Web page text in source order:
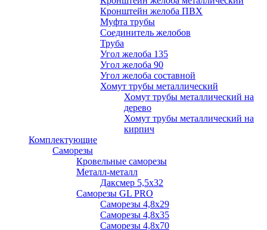
Кронштейн желоба ПВХ
Муфта трубы
Соединитель желобов
Труба
Угол желоба 135
Угол желоба 90
Угол желоба составной
Хомут трубы металлический
Хомут трубы металлический на
дерево
Хомут трубы металлический на
кирпич
Комплектующие
Саморезы
Кровельные саморезы
Металл-металл
Даксмер 5,5х32
Саморезы GL PRO
Сaморезы 4,8х29
Сaморезы 4,8х35
Сaморезы 4,8х70